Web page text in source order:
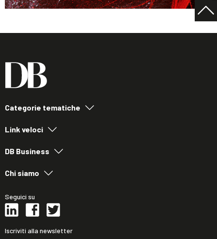
Categorie tematiche
Link veloci
DB Business
Chi siamo
Seguici su
Iscriviti alla newsletter